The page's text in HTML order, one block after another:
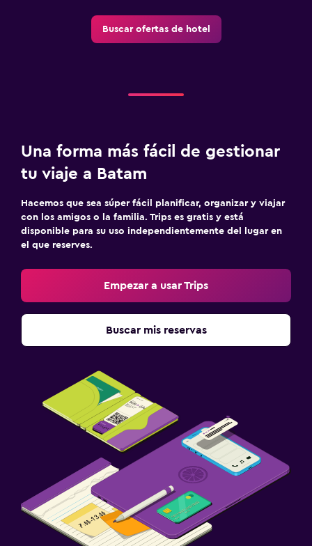
Buscar ofertas de hotel
Una forma más fácil de gestionar
tu viaje a Batam
Hacemos que sea súper fácil planificar, organizar y viajar
con los amigos o la familia. Trips es gratis y está
disponible para su uso independientemente del lugar en
el que reserves.
Empezar a usar Trips
Buscar mis reservas